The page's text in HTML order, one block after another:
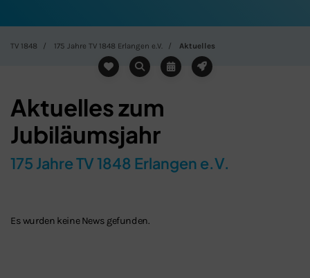
TV 1848 175 Jahre TV 1848 Erlangen e.V. Aktuelles
Aktuelles zum
Jubiläumsjahr
175 Jahre TV 1848 Erlangen e.V.
Es wurden keine News gefunden.